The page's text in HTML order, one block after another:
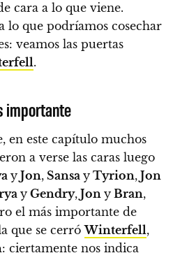
cara a lo que viene.
lo que podríamos cosechar
veamos las puertas
.
importante
en este capítulo muchos
a verse las caras luego
y Jon, Sansa y Tyrion, Jon
y Gendry, Jon y Bran,
el más importante de
que se cerróWinterfell,
: ciertamente nos indica